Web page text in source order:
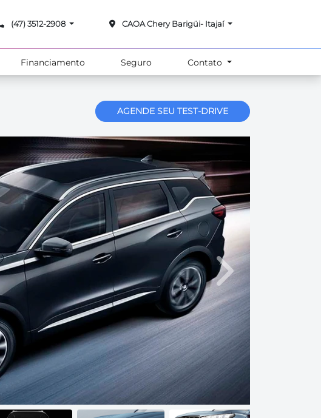
(47) 3512-2908 CAOA Chery Barigüi- Itajaí
Financiamento Seguro Contato
AGENDE SEU TEST-DRIVE
Próximo